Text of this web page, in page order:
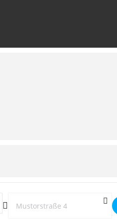
Destination Address - SchwuFo